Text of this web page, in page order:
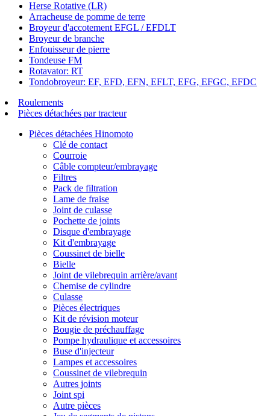
Herse Rotative (LR)
Arracheuse de pomme de terre
Broyeur d'accotement EFGL / EFDLT
Broyeur de branche
Enfouisseur de pierre
Tondeuse FM
Rotavator: RT
Tondobroyeur: EF, EFD, EFN, EFLT, EFG, EFGC, EFDC
Roulements
Pièces détachées par tracteur
Pièces détachées Hinomoto
Clé de contact
Courroie
Câble compteur/embrayage
Filtres
Pack de filtration
Lame de fraise
Joint de culasse
Pochette de joints
Disque d'embrayage
Kit d'embrayage
Coussinet de bielle
Bielle
Joint de vilebrequin arrière/avant
Chemise de cylindre
Culasse
Pièces électriques
Kit de révision moteur
Bougie de préchauffage
Pompe hydraulique et accessoires
Buse d'injecteur
Lampes et accessoires
Coussinet de vilebrequin
Autres joints
Joint spi
Autre pièces